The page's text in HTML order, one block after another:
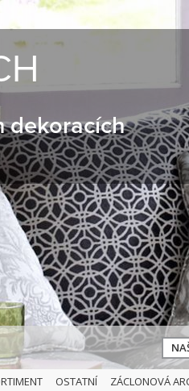
dekoracích
OSTATNÍ ZÁCLONOVÁ